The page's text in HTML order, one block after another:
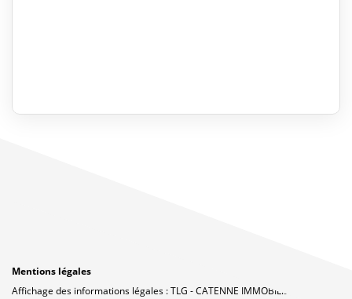
Mentions légales
Affichage des informations légales : TLG - CATENNE IMMOBILIER | Raison